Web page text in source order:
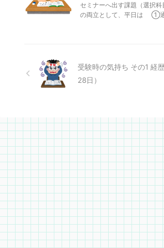
セミナーへ出す課題（選択
の両立として、平日は ①
受験時の気持ち その1 経
28日）